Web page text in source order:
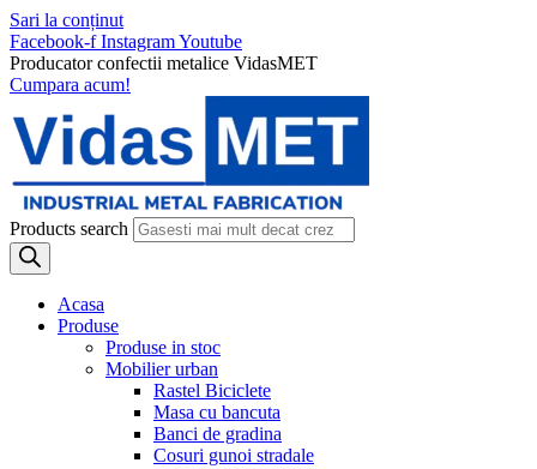
Sari la conținut
Facebook-f InstagramYoutube
Producator confectii metalice VidasMET
Cumpara acum!
Products search
Acasa
Produse
Produse in stoc
Mobilier urban
Rastel Biciclete
Masa cu bancuta
Banci de gradina
Cosuri gunoi stradale